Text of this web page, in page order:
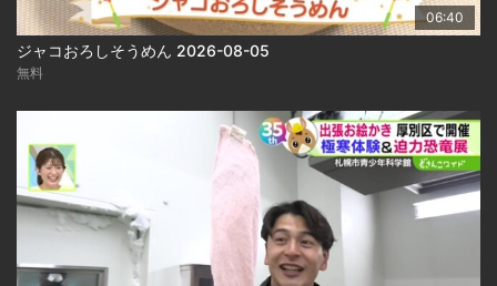
06:40
ジャコおろしそうめん 2026-08-05
無料